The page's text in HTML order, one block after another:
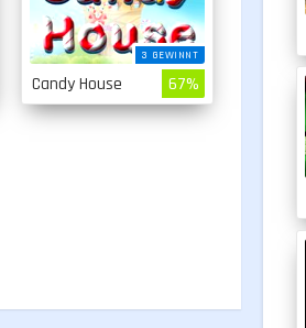
3 GEWINNT
Candy House 67%